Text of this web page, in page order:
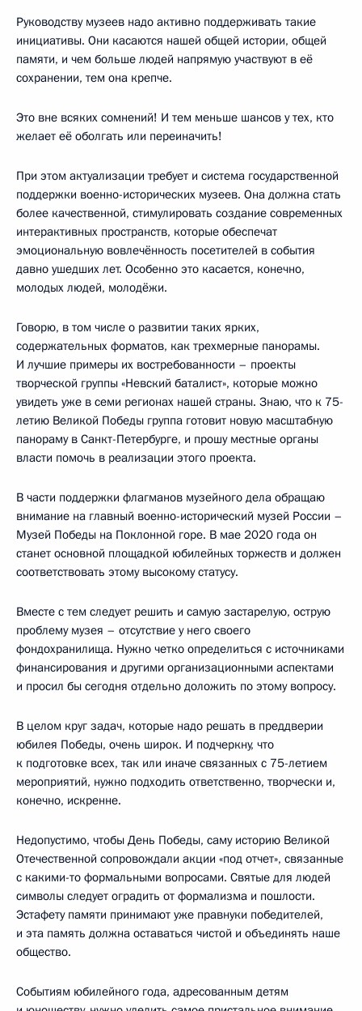
Руководству музеев надо активно поддерживать такие
инициативы. Они касаются нашей общей истории, общей
памяти, и чем больше людей напрямую участвуют в её
сохранении, тем она крепче.
Это вне всяких сомнений! И тем меньше шансов у тех, кто
желает её оболгать или переиначить!
При этом актуализации требует и система государственной
поддержки военно-исторических музеев. Она должна стать
более качественной, стимулировать создание современных
интерактивных пространств, которые обеспечат
эмоциональную вовлечённость посетителей в события
давно ушедших лет. Особенно это касается, конечно,
молодых людей, молодёжи.
Говорю, в том числе о развитии таких ярких,
содержательных форматов, как трехмерные панорамы.
И лучшие примеры их востребованности – проекты
творческой группы «Невский баталист», которые можно
увидеть уже в семи регионах нашей страны. Знаю, что к 75-
летию Великой Победы группа готовит новую масштабную
панораму в Санкт-Петербурге, и прошу местные органы
власти помочь в реализации этого проекта.
В части поддержки флагманов музейного дела обращаю
внимание на главный военно-исторический музей России –
Музей Победы на Поклонной горе. В мае 2020 года он
станет основной площадкой юбилейных торжеств и должен
соответствовать этому высокому статусу.
Вместе с тем следует решить и самую застарелую, острую
проблему музея – отсутствие у него своего
фондохранилища. Нужно четко определиться с источниками
финансирования и другими организационными аспектами
и просил бы сегодня отдельно доложить по этому вопросу.
В целом круг задач, которые надо решать в преддверии
юбилея Победы, очень широк. И подчеркну, что
к подготовке всех, так или иначе связанных с 75-летием
мероприятий, нужно подходить ответственно, творчески и,
конечно, искренне.
Недопустимо, чтобы День Победы, саму историю Великой
Отечественной сопровождали акции «под отчет», связанные
с какими-то формальными вопросами. Святые для людей
символы следует оградить от формализма и пошлости.
Эстафету памяти принимают уже правнуки победителей,
и эта память должна оставаться чистой и объединять наше
общество.
Событиям юбилейного года, адресованным детям